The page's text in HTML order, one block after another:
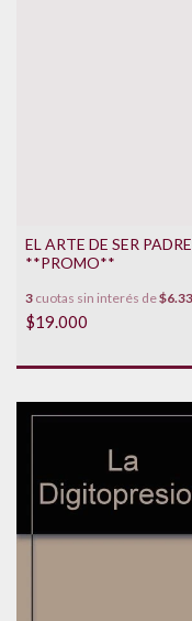
EL ARTE DE SER
**PROMO**
3 cuotas sin interés de
$19.000